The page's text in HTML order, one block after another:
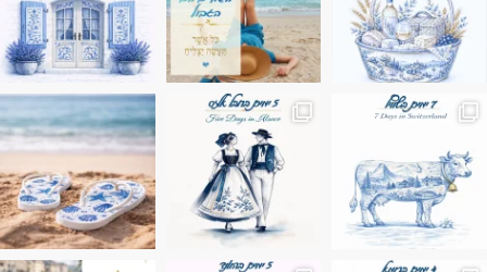
בחבל אלזס צרפת
בחופשה שבו הכל נהיה פשוט יותר. החול, הי
Instagram post
Instagram post 17994326828955248